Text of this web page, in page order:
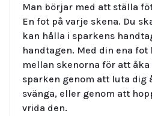
Man börjar med att ställa
En fot på varje skena. Du
kan hålla i sparkens
handtagen. Med din ena
mellan skenorna för att
sparken genom att luta dig
svänga, eller genom att
vrida den.